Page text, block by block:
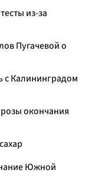
из-за
Пугачевой о
с Калининградом
окончания
Южной